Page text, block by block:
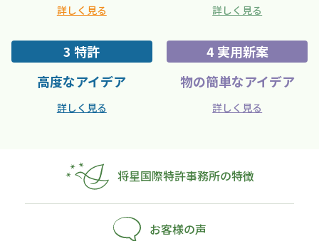
詳しく見る 詳しく見る
3 特許
高度なアイデア
詳しく見る
4 実用新案
物の簡単なアイデア
詳しく見る
将星国際特許事務所の特徴
お客様の声